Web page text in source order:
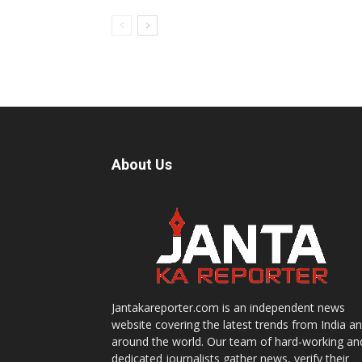
About Us
Jantakareporter.com is an independent news
website covering the latest trends from India
around the world. Our team of hard-working
dedicated journalists gather news, verify their